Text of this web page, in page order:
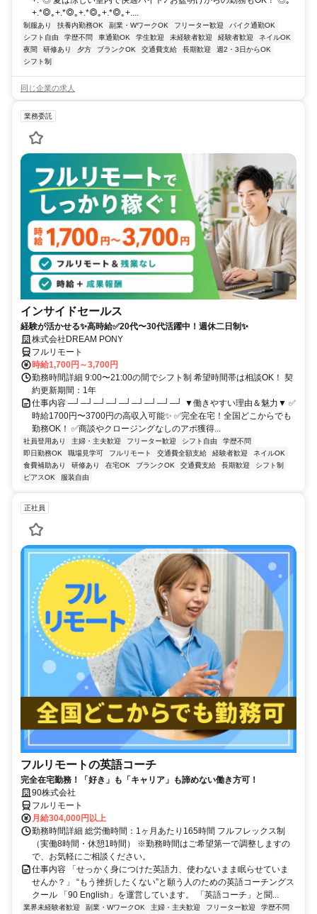
+.*◎｡+.*◎｡+.*◎｡+.*◎｡+....
制服あり 扶養内勤務OK 副業・WワークOK フリーター歓迎
バイク通勤OK
シフト自由
学歴不問 車通勤OK 学生歓迎 未経験者歓迎 経験者歓迎
ネイルOK
夜間
研修あり 夕方 ブランクOK 交通費支給 長期歓迎
週2・3日からOK
シフト制
同じ企業の求人
業務委託
インサイドセールス
経験が活かせる✨高時給✅20代〜30代活躍中！週休二日制✨
株式会社DREAM PONY
フルリモート
時給1,700円～3,700円
勤務時間詳細 9:00〜21:00の間でシフト制 希望時間帯は相談OK！ 契
約更新期間：1年
仕事内容 ─┘─┘─┘─┘─┘─┘─┘─┘─┘ ▼働きやすい理由＆魅力▼ ✅
時給1700円〜3700円の高収入可能✨ ✅完全在宅！全国どこからでも
勤務OK！ ✅商談やクロージングなしのアポ獲得...
社員登用あり 主婦・主夫歓迎 フリーター歓迎 シフト自由
学歴不問
即日勤務OK
職場見学可 フルリモート 交通費全額支給 経験者歓迎
ネイルOK
食費補助あり
研修あり 在宅OK ブランクOK 交通費支給 長期歓迎
シフト制
ピアスOK
服装自由
正社員
フルリモートの英語コーチ
完全在宅勤務！「好き」も「キャリア」も諦めない働き方可！
90株式会社
フルリモート
月給304,000円以上
勤務時間詳細 総労働時間：1ヶ月あたり165時間 フルフレックス制
（実働8時間・休憩1時間） ※勤務時間はご希望第一で調整しますの
で、お気軽にご相談ください。
仕事内容 「せっかく身につけた英語力、使わないまま眠らせていま
せんか？」 “もう挫折したくない”と願う人のための英語コーチングス
クール 「90 English」を運営しています。 「英語コーチ」と聞...
業界未経験者歓迎 副業・WワークOK 主婦・主夫歓迎 フリーター歓迎
学歴不問